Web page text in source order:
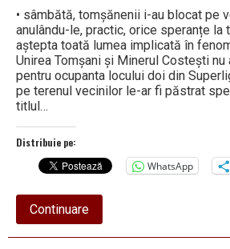
• sâmbătă, tomșănenii i-au blocat pe
anulându-le, practic, orice speranțe la
aștepta toată lumea implicată în
Unirea Tomșani și Minerul Costești
pentru ocupanta locului doi din
pe terenul vecinilor le-ar fi păstrat
titlul…
Distribuie pe:
WhatsApp
Continuareabout
În
Superligă: